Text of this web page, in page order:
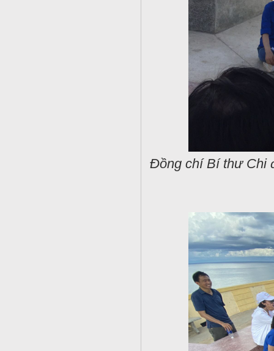
Đồng chí Bí thư Chi